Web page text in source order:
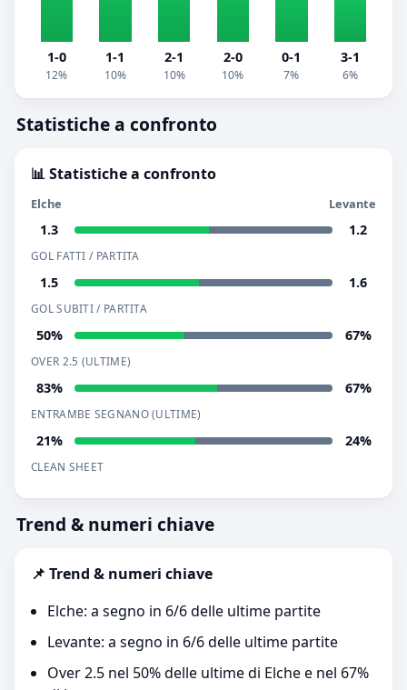
1-0
12%
1-1
10%
2-1
10%
2-0
10%
0-1
7%
3-1
6%
Statistiche a confronto
📊 Statistiche a confronto
Elche Levante
1.3 1.2
GOL FATTI / PARTITA
1.5 1.6
GOL SUBITI / PARTITA
50% 67%
OVER 2.5 (ULTIME)
83% 67%
ENTRAMBE SEGNANO (ULTIME)
21% 24%
CLEAN SHEET
Trend & numeri chiave
📌 Trend & numeri chiave
Elche: a segno in 6/6 delle ultime partite
Levante: a segno in 6/6 delle ultime partite
Over 2.5 nel 50% delle ultime di Elche e nel 67%